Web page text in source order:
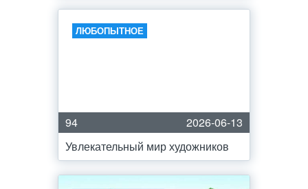
ЛЮБОПЫТНОЕ
94
2026-06-13
Увлекательный мир художников